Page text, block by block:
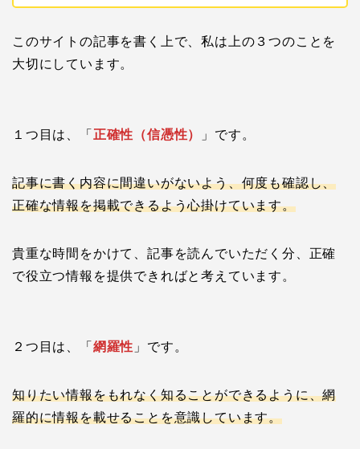
このサイトの記事を書く上で、私は上の３つのことを
大切にしています。
１つ目は、「 正確性（信憑性） 」です。
記事に書く内容に間違いがないよう、何度も確認し、
正確な情報を掲載できるよう心掛けています。
貴重な時間をかけて、記事を読んでいただく分、正確
で役立つ情報を提供できればと考えています。
２つ目は、「 網羅性 」です。
知りたい情報をもれなく知ることができるように、網
羅的に情報を載せることを意識しています。